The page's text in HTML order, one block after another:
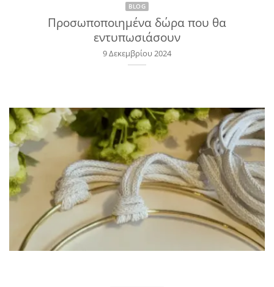
BLOG
Προσωποποιημένα δώρα που θα
εντυπωσιάσουν
9 Δεκεμβρίου 2024